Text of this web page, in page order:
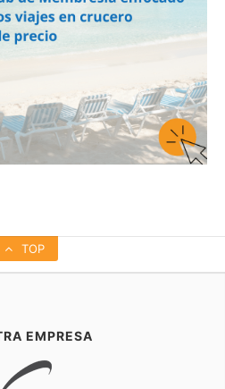
TOP
EMPRESA